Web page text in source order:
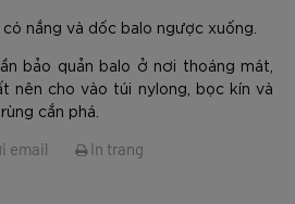
nắng và dốc balo ngược xuống.
bảo quản balo ở nơi thoáng mát,
nên cho vào túi nylong, bọc kín và
cắn phá.
email In trang